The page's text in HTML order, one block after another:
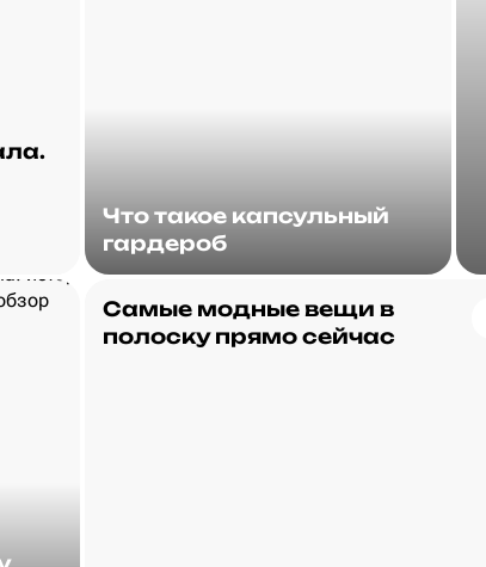
Что такое капсульный
гардероб
Самые модные вещи в
полоску прямо сейчас